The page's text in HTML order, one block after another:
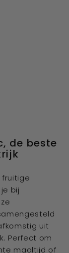
de beste
fruitige
bij
uit
Perfect om
maaltijd of